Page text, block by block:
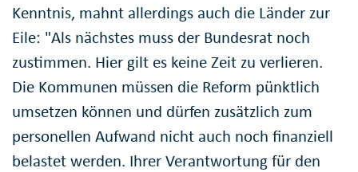
Kenntnis, mahnt allerdings auch die Länder zur
Eile: "Als nächstes muss der Bundesrat noch
zustimmen. Hier gilt es keine Zeit zu verlieren.
Die Kommunen müssen die Reform pünktlich
umsetzen können und dürfen zusätzlich zum
personellen Aufwand nicht auch noch finanziell
belastet werden. Ihrer Verantwortung für den